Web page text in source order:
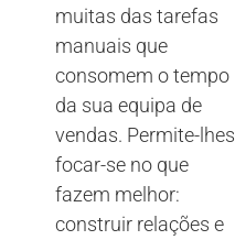
muitas das tarefas
manuais que
consomem o tempo
da sua equipa de
vendas. Permite-lhes
focar-se no que
fazem melhor:
construir relações e